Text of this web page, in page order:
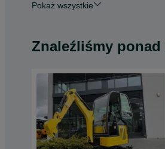
Pokaż wszystkie
Znaleźliśmy ponad